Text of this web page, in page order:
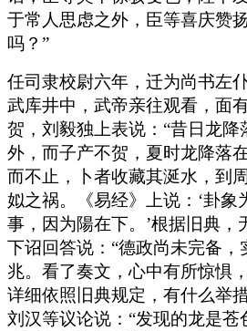
于常人思虑之外，臣等喜庆赞
吗？”
任司隶校尉六年，迁为尚书左
武库井中，武帝亲往观看，面
贺，刘毅独上表说：“昔日龙降
外，而子产不贺，夏时龙降落
而不止，卜者收藏其涎水，到
姒之祸。《易经》上说：‘卦象
事，因为陽在下。’根据旧典，
下诏回答说：“德政尚未完备，
兆。看了奏文，心中有所惊惧
详细依照旧典规定，有什么举
刘汉等议论说：“发现的龙是苍